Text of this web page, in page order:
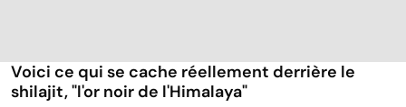
Voici ce qui se cache réellement derrière le
shilajit, "l'or noir de l'Himalaya"